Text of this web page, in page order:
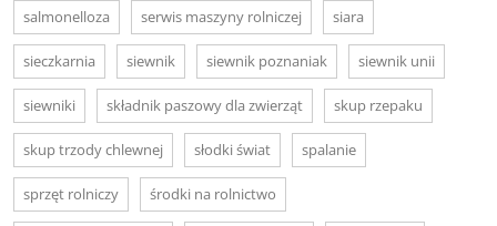
salmonelloza serwis maszyny rolniczej siara
sieczkarnia siewnik siewnik poznaniak siewnik unii
siewniki składnik paszowy dla zwierząt skup rzepaku
skup trzody chlewnej słodki świat spalanie
sprzęt rolniczy środki na rolnictwo